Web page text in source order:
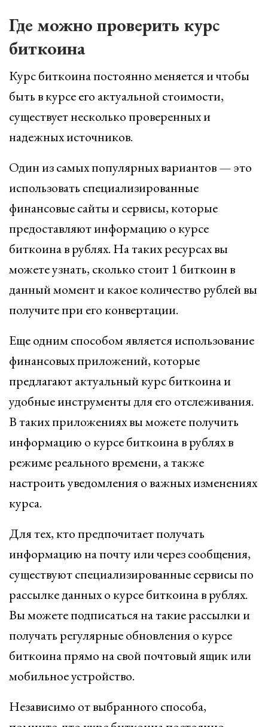
Где можно проверить курс
биткоина
Курс биткоина постоянно меняется и чтобы
быть в курсе его актуальной стоимости,
существует несколько проверенных и
надежных источников.
Один из самых популярных вариантов — это
использовать специализированные
финансовые сайты и сервисы, которые
предоставляют информацию о курсе
биткоина в рублях. На таких ресурсах вы
можете узнать, сколько стоит 1 биткоин в
данный момент и какое количество рублей вы
получите при его конвертации.
Еще одним способом является использование
финансовых приложений, которые
предлагают актуальный курс биткоина и
удобные инструменты для его отслеживания.
В таких приложениях вы можете получить
информацию о курсе биткоина в рублях в
режиме реального времени, а также
настроить уведомления о важных изменениях
курса.
Для тех, кто предпочитает получать
информацию на почту или через сообщения,
существуют специализированные сервисы по
рассылке данных о курсе биткоина в рублях.
Вы можете подписаться на такие рассылки и
получать регулярные обновления о курсе
биткоина прямо на свой почтовый ящик или
мобильное устройство.
Независимо от выбранного способа,